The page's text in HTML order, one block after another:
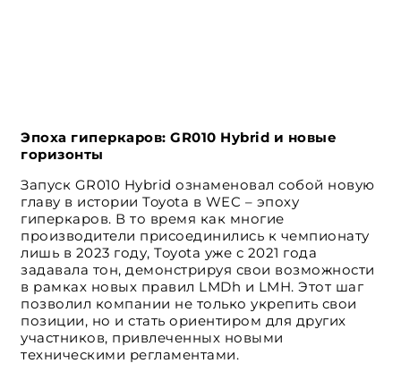
Эпоха гиперкаров: GR010 Hybrid и новые
горизонты
Запуск GR010 Hybrid ознаменовал собой новую
главу в истории Toyota в WEC – эпоху
гиперкаров. В то время как многие
производители присоединились к чемпионату
лишь в 2023 году, Toyota уже с 2021 года
задавала тон, демонстрируя свои возможности
в рамках новых правил LMDh и LMH. Этот шаг
позволил компании не только укрепить свои
позиции, но и стать ориентиром для других
участников, привлеченных новыми
техническими регламентами.